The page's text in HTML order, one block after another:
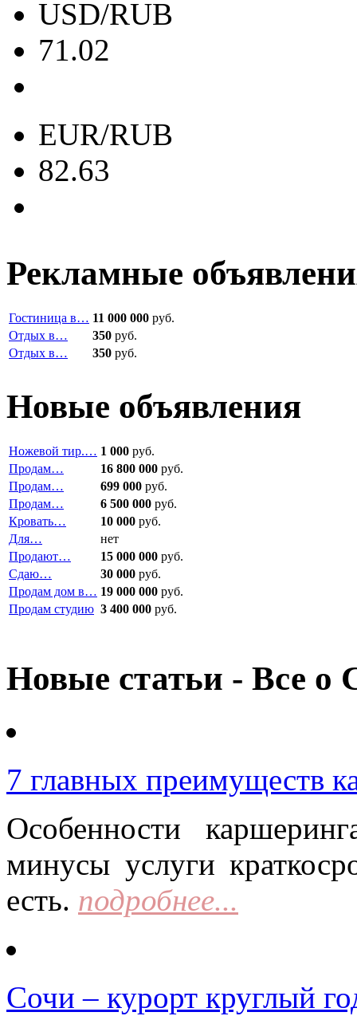
USD/RUB
71.02
EUR/RUB
82.63
Рекламные
Гостиница в… 11 000 000 руб.
Отдых в…
350 руб.
Отдых в…
350 руб.
Новые объявления
Ножевой тир.… 1 000 руб.
Продам…
16 800 000 руб.
Продам…
699 000 руб.
Продам…
6 500 000 руб.
Кровать…
10 000 руб.
Для…
нет
Продают…
15 000 000 руб.
Сдаю…
30 000 руб.
Продам дом в… 19 000 000 руб.
Продам студию 3 400 000 руб.
Новые статьи - Все о
7 главных преимуществ
Особенности
минусы услуги
есть. подробнее...
Сочи – курорт круглый